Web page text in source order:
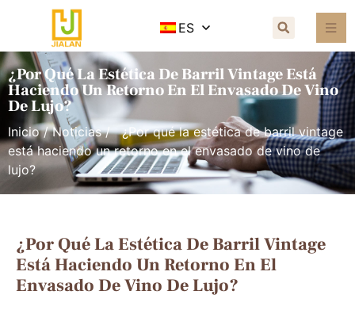
ES
¿Por Qué La Estética De Barril Vintage Está
Haciendo Un Retorno En El Envasado De Vino
De Lujo?
Inicio/Noticias/ ¿Por qué la estética de barril vintage
está haciendo un retorno en el envasado de vino de
lujo?
¿Por Qué La Estética De Barril Vintage
Está Haciendo Un Retorno En El
Envasado De Vino De Lujo?